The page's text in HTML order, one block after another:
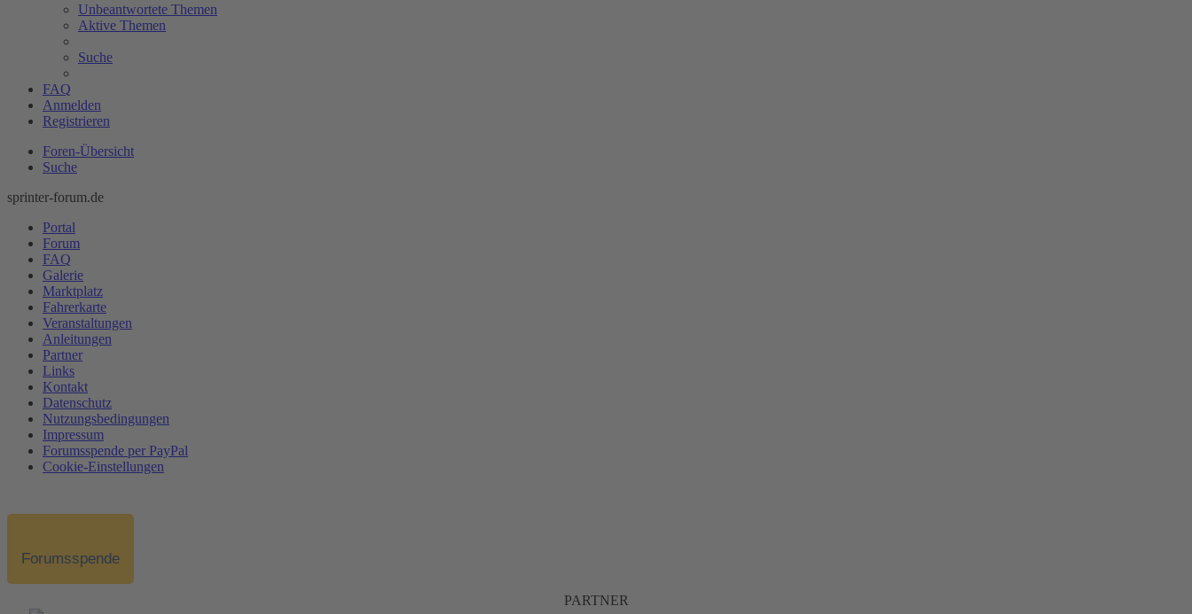
Unbeantwortete Themen
Aktive Themen
Suche
FAQ
Anmelden
Registrieren
Foren-Übersicht
Suche
sprinter-forum.de
Portal
Forum
FAQ
Galerie
Marktplatz
Fahrerkarte
Veranstaltungen
Anleitungen
Partner
Links
Kontakt
Datenschutz
Nutzungsbedingungen
Impressum
Forumsspende per PayPal
Cookie-Einstellungen
Forumsspende
PARTNER